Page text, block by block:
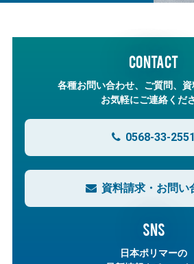
CONTACT
各種お問い合わせ、ご質問、資
お気軽にご連絡くだ
0568-33-2551
資料請求・お問い
SNS
日本ポリマーの